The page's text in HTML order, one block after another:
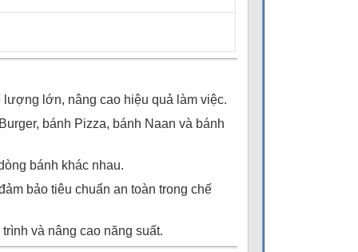
lớn, nâng cao hiệu quả làm việc.
bánh Pizza, bánh Naan và bánh
bánh khác nhau.
bảo tiêu chuẩn an toàn trong chế
và nâng cao năng suất.